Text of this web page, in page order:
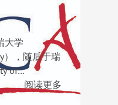
多佛学校
）、圣
）、霍奇
（Milton
菲高中（The
大学
），随后于瑞
of
语言交流学
背景与丰富的
学规划工作
超过200所学
阅读更多